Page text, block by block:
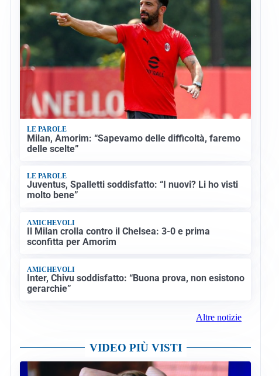
LE PAROLE
Milan, Amorim: “Sapevamo delle difficoltà, faremo
delle scelte”
LE PAROLE
Juventus, Spalletti soddisfatto: “I nuovi? Li ho visti
molto bene”
AMICHEVOLI
Il Milan crolla contro il Chelsea: 3-0 e prima
sconfitta per Amorim
AMICHEVOLI
Inter, Chivu soddisfatto: “Buona prova, non esistono
gerarchie”
Altre notizie
VIDEO PIÙ VISTI